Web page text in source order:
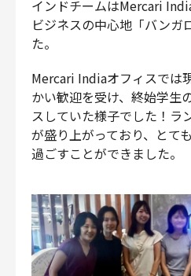
インドチームはMercari
ビジネスの中心地「バンガ
た。
Mercari Indiaオフィスでは
かい歓迎を受け、終始学生
スしていた様子でした！ラ
が盛り上がっており、とて
過ごすことができました。